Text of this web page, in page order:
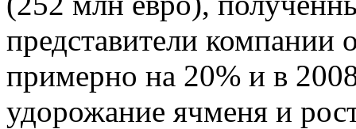
представители
примерно на 20% и в
удорожание ячменя и